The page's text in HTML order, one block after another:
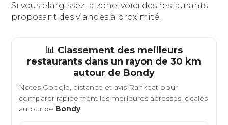
Si vous élargissez la zone, voici des restaurants
proposant des viandes à proximité.
📊 Classement des meilleurs
restaurants dans un rayon de 30 km
autour de Bondy
Notes Google, distance et avis Rankeat pour
comparer rapidement les meilleures adresses locales
autour de Bondy.